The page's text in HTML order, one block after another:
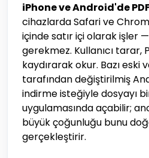
iPhone ve Android'de
cihazlarda Safari ve
içinde satır içi olarak işler
gerekmez. Kullanıcı tarar,
kaydırarak okur. Bazı eski
tarafından değiştirilmiş
indirme isteğiyle dosyayı
uygulamasında açabilir;
büyük çoğunluğu bunu
gerçekleştirir.